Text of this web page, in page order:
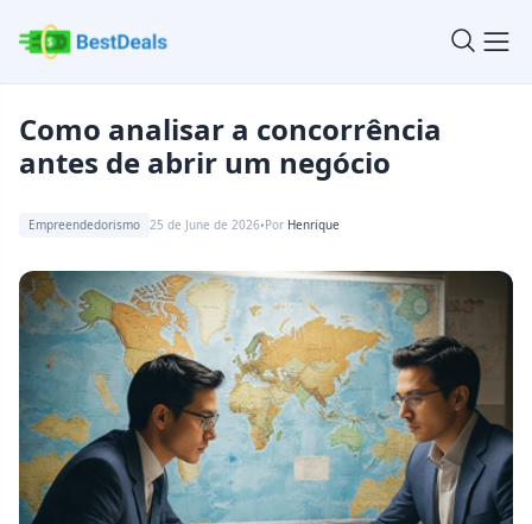
Empreendedorismo 25 de June de 2026•Por Henrique
Como analisar a concorrência
antes de abrir um negócio